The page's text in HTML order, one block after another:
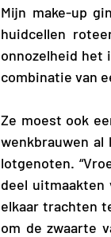
Mijn make-up
huidcellen
onnozelheid het
combinatie van
Ze moest ook
wenkbrauwen
lotgenoten.
deel uitmaakten
elkaar trachten
om de zwaarte